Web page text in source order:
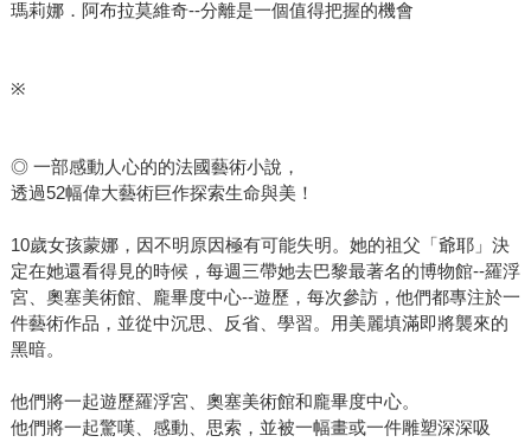
瑪莉娜．阿布拉莫維奇--分離是一個值得把握的機會
※
◎ 一部感動人心的的法國藝術小說，
透過52幅偉大藝術巨作探索生命與美！
10歲女孩蒙娜，因不明原因極有可能失明。她的祖父「爺耶」決
定在她還看得見的時候，每週三帶她去巴黎最著名的博物館--羅浮
宮、奧塞美術館、龐畢度中心--遊歷，每次參訪，他們都專注於一
件藝術作品，並從中沉思、反省、學習。用美麗填滿即將襲來的
黑暗。
他們將一起遊歷羅浮宮、奧塞美術館和龐畢度中心。
他們將一起驚嘆、感動、思索，並被一幅畫或一件雕塑深深吸